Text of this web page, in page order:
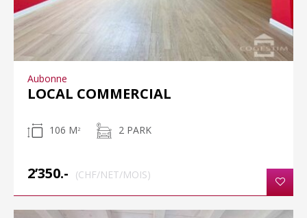
Aubonne
LOCAL COMMERCIAL
106 M 2 2 PARK
2’350.- (CHF/NET/MOIS)